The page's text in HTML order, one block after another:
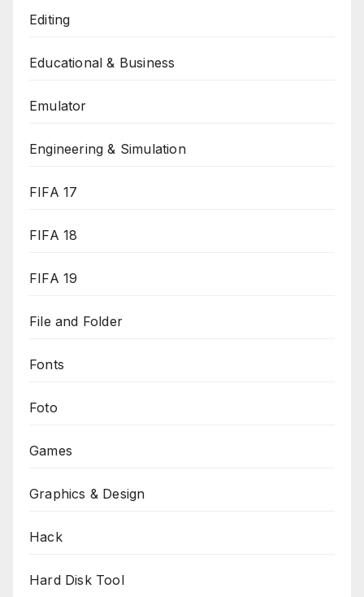
Editing
Educational & Business
Emulator
Engineering & Simulation
FIFA 17
FIFA 18
FIFA 19
File and Folder
Fonts
Foto
Games
Graphics & Design
Hack
Hard Disk Tool